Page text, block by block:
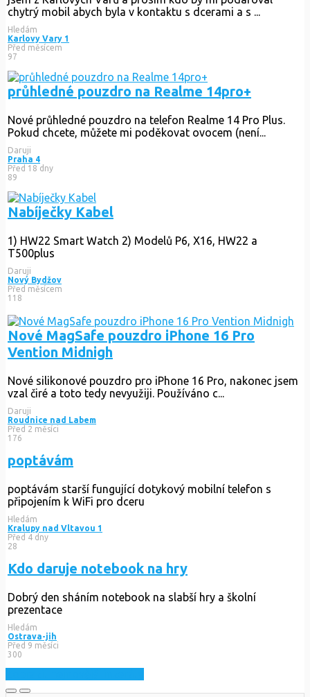
chytrý mobil abych byla v kontaktu s dcerami a s ...
Hledám
Karlovy Vary 1
Před měsícem
97
průhledné pouzdro na Realme 14pro+
Nové průhledné pouzdro na telefon Realme 14 Pro Plus.
Pokud chcete, můžete mi poděkovat ovocem (není...
Daruji
Praha 4
Před 18 dny
89
Nabíječky Kabel
1) HW22 Smart Watch 2) Modelů P6, X16, HW22 a
T500plus
Daruji
Nový Bydžov
Před měsícem
118
Nové MagSafe pouzdro iPhone 16 Pro
Vention Midnigh
Nové silikonové pouzdro pro iPhone 16 Pro, nakonec jsem
vzal čiré a toto tedy nevyužiji. Používáno c...
Daruji
Roudnice nad Labem
Před 2 měsíci
176
poptávám
poptávám starší fungující dotykový mobilní telefon s
připojením k WiFi pro dceru
Hledám
Kralupy nad Vltavou 1
Před 4 dny
28
Kdo daruje notebook na hry
Dobrý den sháním notebook na slabší hry a školní
prezentace
Hledám
Ostrava-jih
Před 9 měsíci
300